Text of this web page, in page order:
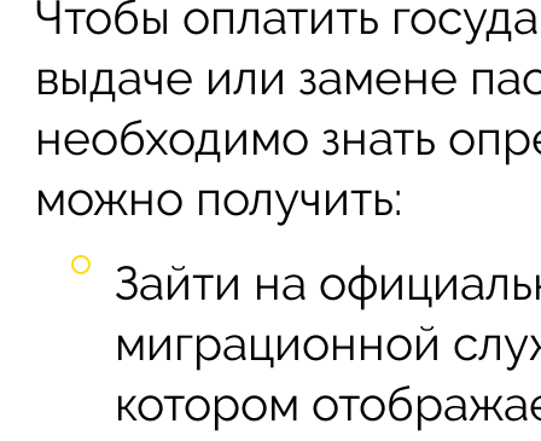
Чтобы оплатить
выдаче или замене
необходимо знать
можно получить:
Зайти на
миграционной
котором